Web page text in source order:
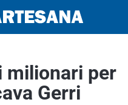
milionari per
Gerri